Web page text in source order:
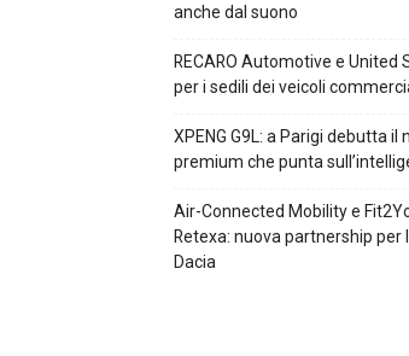
anche dal suono
RECARO Automotive e United
per i sedili dei veicoli
XPENG G9L: a Parigi debutta il
premium che punta
Air-Connected Mobility e
Retexa: nuova partnership per
Dacia